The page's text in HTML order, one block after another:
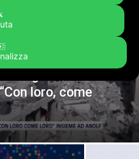
loro, come